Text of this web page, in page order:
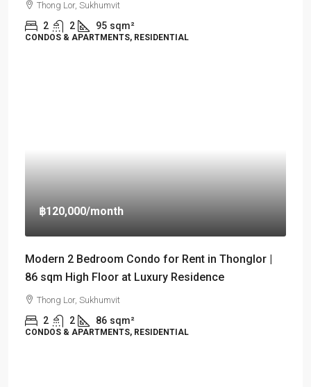
Thong Lor, Sukhumvit
2 2 95 sqm²
CONDOS & APARTMENTS, RESIDENTIAL
฿120,000/month
Modern 2 Bedroom Condo for Rent in Thonglor |
86 sqm High Floor at Luxury Residence
Thong Lor, Sukhumvit
2 2 86 sqm²
CONDOS & APARTMENTS, RESIDENTIAL